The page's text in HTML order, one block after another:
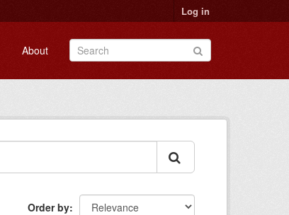
Log in
About
Order by